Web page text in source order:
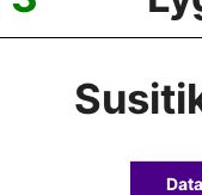
Data